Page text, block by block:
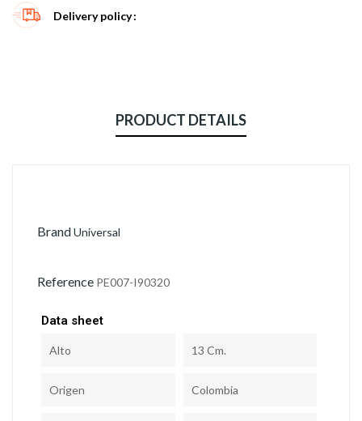
Delivery policy
PRODUCT DETAILS
BrandUniversal
Reference PE007-I90320
Data sheet
Alto 13 Cm.
Origen Colombia